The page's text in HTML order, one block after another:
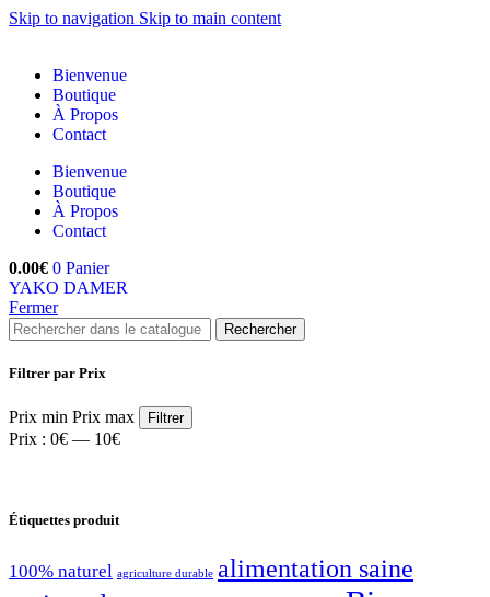
Skip to navigation Skip to main content
Bienvenue
Boutique
À Propos
Contact
Bienvenue
Boutique
À Propos
Contact
0.00€ 0 Panier
YAKO DAMER
Fermer
Rechercher
Filtrer par Prix
Prix min Prix max Filtrer
Prix : 0€ — 10€
Étiquettes produit
100% naturel agriculture durable alimentation saine